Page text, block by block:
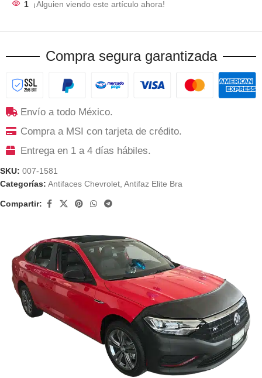
1 ¡Alguien viendo este artículo ahora!
Compra segura garantizada
Envío a todo México.
Compra a MSI con tarjeta de crédito.
Entrega en 1 a 4 días hábiles.
SKU: 007-1581
Categorías: Antifaces Chevrolet Antifaz Elite Bra
Compartir: